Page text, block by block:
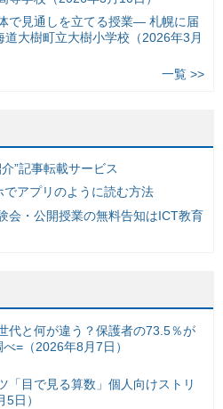
で見通しを立てる授業— 札幌に届
道大樹町立大樹小学校（2026年3月
一覧 >>
”記事転載サービス
アプリのように読む方法
会・公開授業の無料告知はICT教育
代と何が違う？保護者の73.5％が
=（2026年8月7日）
「目で見る算数」個人向けストリ
日）